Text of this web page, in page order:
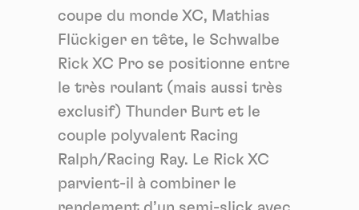
coupe du monde XC, Mathias
Flückiger en tête, le Schwalbe
Rick XC Pro se positionne entre
le très roulant (mais aussi très
exclusif) Thunder Burt et le
couple polyvalent Racing
Ralph/Racing Ray. Le Rick XC
parvient-il à combiner le